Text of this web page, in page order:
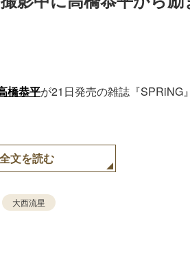
橋恭平が21日発売の雑誌『SPRiNG
全文を読む
大西流星